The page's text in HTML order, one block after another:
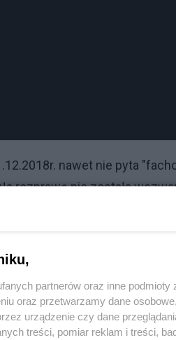
nawet nie pyta
rozprawę nie została
we Friedbergu wydaje
– pod groźbą kary
Reklama
partnerów oraz inne
oraz przetwarzamy dane
urządzenie czy dane
treści, pomiar reklam i treści,